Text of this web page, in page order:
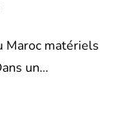
Maroc matériels
un…